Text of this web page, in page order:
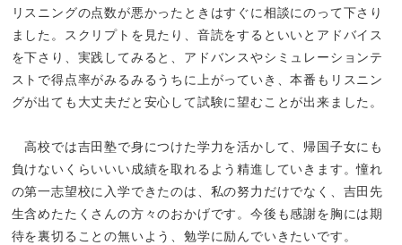
リスニングの点数が悪かったときはすぐに相談にのって下さり
ました。スクリプトを見たり、音読をするといいとアドバイス
を下さり、実践してみると、アドバンスやシミュレーションテ
ストで得点率がみるみるうちに上がっていき、本番もリスニン
グが出ても大丈夫だと安心して試験に望むことが出来ました。
高校では吉田塾で身につけた学力を活かして、帰国子女にも
負けないくらいいい成績を取れるよう精進していきます。憧れ
の第一志望校に入学できたのは、私の努力だけでなく、吉田先
生含めたたくさんの方々のおかげです。今後も感謝を胸には期
待を裏切ることの無いよう、勉学に励んでいきたいです。